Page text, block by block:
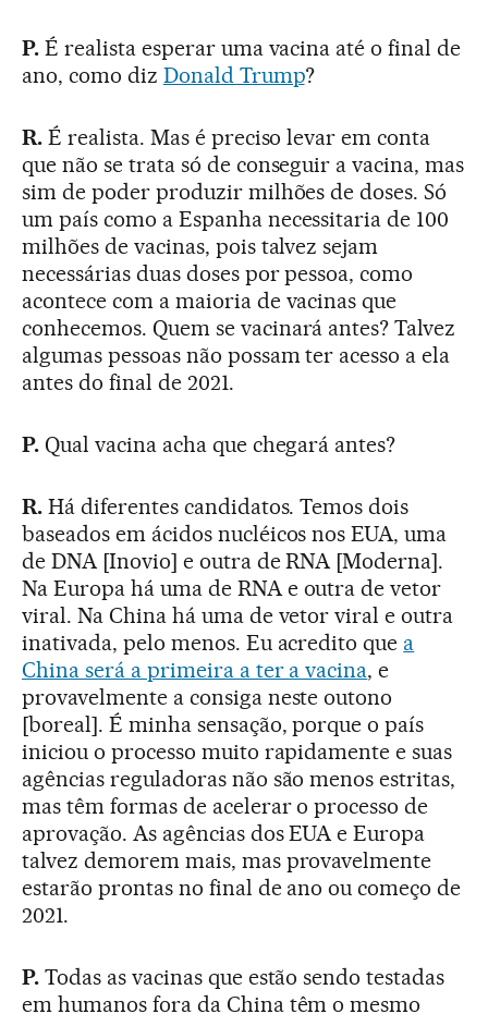
P. É realista esperar uma vacina até o final de
ano, como diz Donald Trump?
R.É realista. Mas é preciso levar em conta
que não se trata só de conseguir a vacina, mas
sim de poder produzir milhões de doses. Só
um país como a Espanha necessitaria de 100
milhões de vacinas, pois talvez sejam
necessárias duas doses por pessoa, como
acontece com a maioria de vacinas que
conhecemos. Quem se vacinará antes? Talvez
algumas pessoas não possam ter acesso a ela
antes do final de 2021.
P.Qual vacina acha que chegará antes?
R.Há diferentes candidatos. Temos dois
baseados em ácidos nucléicos nos EUA, uma
de DNA [Inovio] e outra de RNA [Moderna].
Na Europa há uma de RNA e outra de vetor
viral. Na China há uma de vetor viral e outra
inativada, pelo menos. Eu acredito que a
China será a primeira a ter a vacina, e
provavelmente a consiga neste outono
[boreal]. É minha sensação, porque o país
iniciou o processo muito rapidamente e suas
agências reguladoras não são menos estritas,
mas têm formas de acelerar o processo de
aprovação. As agências dos EUA e Europa
talvez demorem mais, mas provavelmente
estarão prontas no final de ano ou começo de
2021.
P.Todas as vacinas que estão sendo testadas
em humanos fora da China têm o mesmo